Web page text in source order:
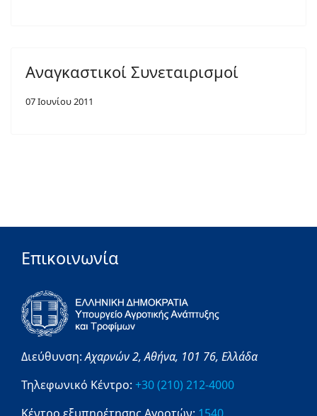
Αναγκαστικοί Συνεταιρισμοί
07 Ιουνίου 2011
Επικοινωνία
Διεύθυνση:Αχαρνών 2,Αθήνα, 101 76, Ελλάδα
Τηλεφωνικό Κέντρο: +30 (210) 212-4000